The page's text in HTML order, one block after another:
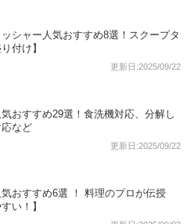
シャー人気おすすめ8選！スクープタ
付け】
更新日:2025/09/22
おすすめ29選！食洗機対応、分解し
など
更新日:2025/09/22
おすすめ6選 ！ 料理のプロが伝授
い！】